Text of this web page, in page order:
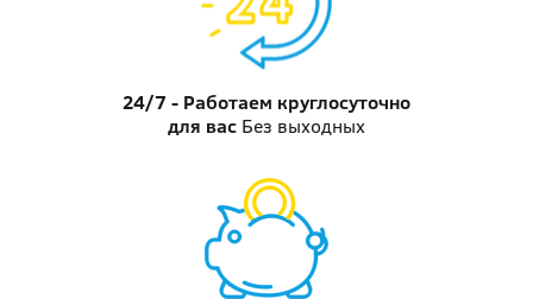
24/7 - Работаем круглосуточно
для вас Без выходных